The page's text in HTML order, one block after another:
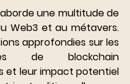
une multitude de
Web3 et au métavers.
approfondies sur les
de blockchain
et leur impact potentiel